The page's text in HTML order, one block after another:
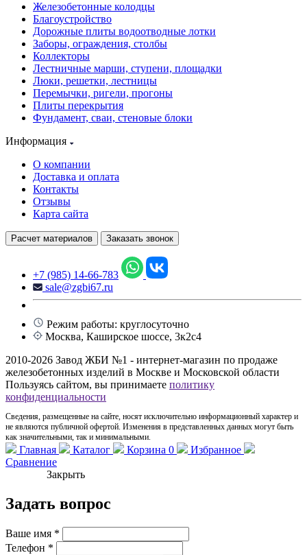
Железобетонные колодцы
Благоустройство
Дорожные плиты водоотводные лотки
Заборы, ограждения, столбы
Коллекторы
Лестничные марши, ступени, площадки
Люки, решетки, лестницы
Перемычки, ригели, прогоны
Плиты перекрытия
Фундамент, сваи, стеновые блоки
Информация
О компании
Доставка и оплата
Контакты
Отзывы
Карта сайта
Расчет материалов Заказать звонок
+7 (985) 14-66-783
sale@zgbi67.ru
Режим работы: круглосуточно
Москва, Каширское шоссе, 3к2с4
2010-2026 Завод ЖБИ №1 - интернет-магазин по продаже
железобетонных изделий в Москве и Московской области
Пользуясь сайтом, вы принимаете политику
конфиденциальности
Сведения, размещенные на сайте, носят исключительно информационный характер и
не являются публичной офертой. Изменения в представленных данных могут быть
как значительными, так и минимальными.
Главная Каталог Корзина 0
Избранное
Сравнение
Закрыть
Задать вопрос
Ваше имя *
Телефон *